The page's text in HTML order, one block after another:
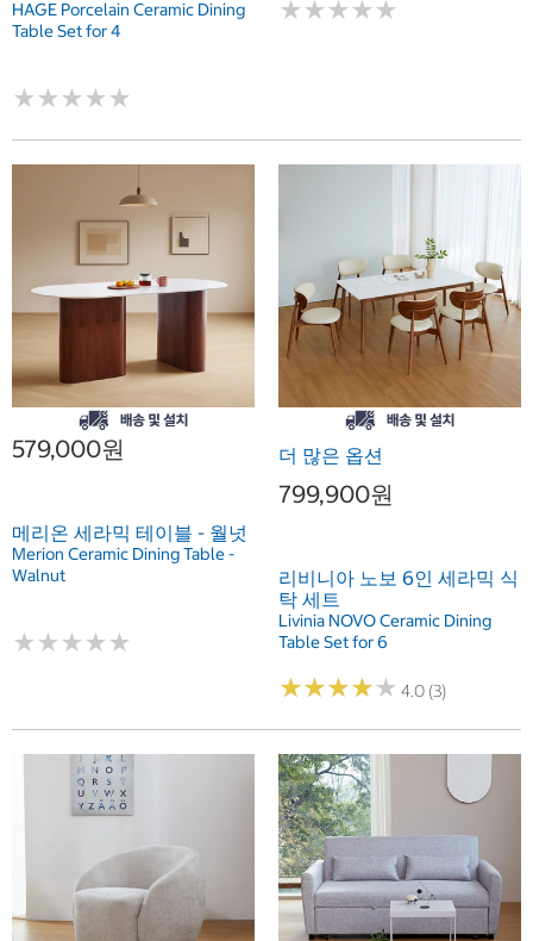
HAGE Porcelain Ceramic Dining
Table Set for 4
★★★★★
★★★★★
★★★★★
★★★★★
579,000원
메리온 세라믹 테이블 - 월넛
Merion Ceramic Dining Table -
Walnut
★★★★★
★★★★★
더 많은 옵션
799,900원
리비니아 노보 6인 세라믹 식
탁 세트
Livinia NOVO Ceramic Dining
Table Set for 6
★★★★★
★★★★★ 4.0 (3)